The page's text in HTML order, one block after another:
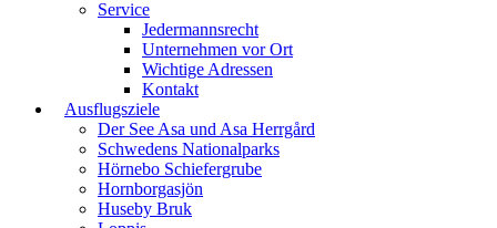
Service
Jedermannsrecht
Unternehmen vor Ort
Wichtige Adressen
Kontakt
Ausflugsziele
Der See Asa und Asa Herrgård
Schwedens Nationalparks
Hörnebo Schiefergrube
Hornborgasjön
Huseby Bruk